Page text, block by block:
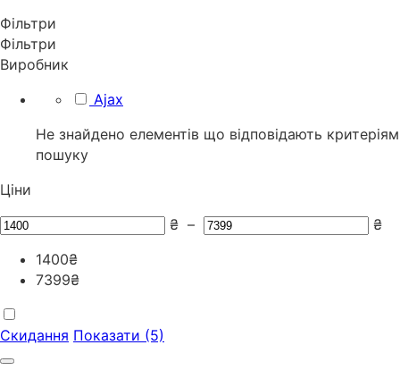
Фільтри
Фільтри
Виробник
Ajax
Не знайдено елементів що відповідають критеріям
пошуку
Ціни
₴ –
₴
1400₴
7399₴
Скидання Показати (5)